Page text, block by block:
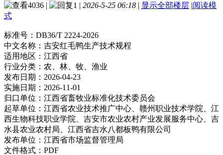
4036 | 1 | 2026-5-25 06:18 | 显示全部楼层 |阅读模
式
标准号： DB36/T 2224-2026
中文名称： 吉安红毛鸭生产技术规程
适用地区： 江西省
行业分类： 农、林、牧、渔业
发布日期： 2026-04-23
实施日期： 2026-11-01
归口单位： 江西省畜牧业标准化技术委员会
起草单位： 江西省农业技术推广中心、赣州职业技术学院、江
西生物科技职业学院、吉安市农业农村产业发展服务中心、吉
水县农业农村局、江西省吉水八都板鸭有限公司
发布单位： 江西省市场监督管理局
文件格式： PDF